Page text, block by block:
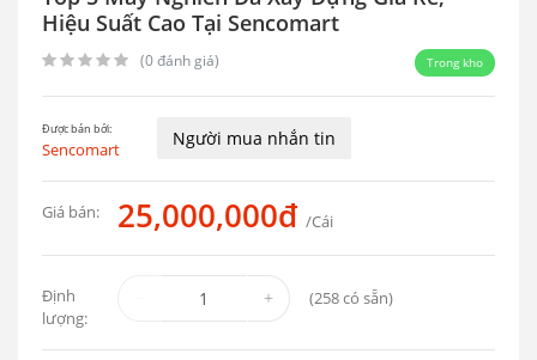
Hiệu Suất Cao Tại Sencomart
(0 đánh giá) Trong kho
Được bán bởi:
Sencomart Người mua nhắn tin
Giá bán: 25,000,000đ /Cái
Định
lượng:
(258có sẵn)